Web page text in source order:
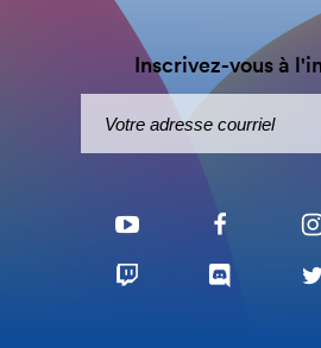
Inscrivez-vous à